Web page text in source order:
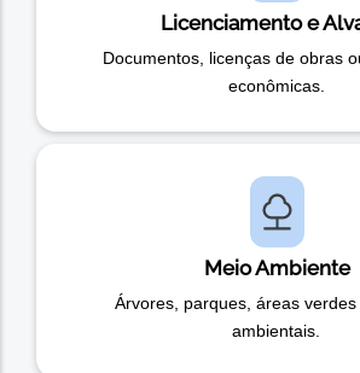
Licenciamento e
Documentos, licenças de obras
econômicas.
Meio Ambiente
Árvores, parques, áreas
ambientais.